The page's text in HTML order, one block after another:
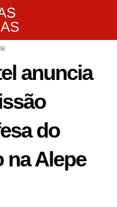
anuncia
do
na Alepe